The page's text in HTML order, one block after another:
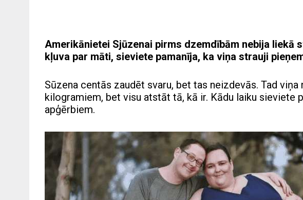
Amerikānietei Sjūzenai pirms dzemdībām nebija liekā
kļuva par māti, sieviete pamanīja, ka viņa strauji
Sūzena centās zaudēt svaru, bet tas neizdevās. Tad
kilogramiem, bet visu atstāt tā, kā ir. Kādu laiku sieviete
apģērbiem.